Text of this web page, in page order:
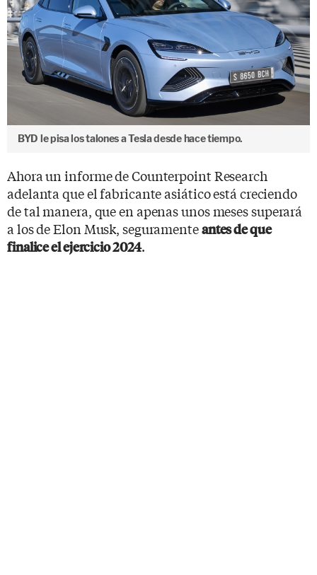
BYD le pisa los talones a Tesla desde hace tiempo.
Ahora un informe de Counterpoint Research
adelanta que el fabricante asiático está creciendo
de tal manera, que en apenas unos meses superará
a los de Elon Musk, seguramenteantes de que
finalice el ejercicio 2024.